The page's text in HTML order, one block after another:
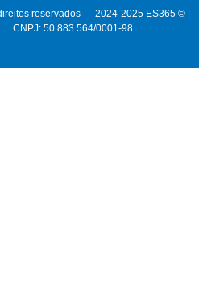
reservados — 2024-2025 ES365 © |
CNPJ: 50.883.564/0001-98